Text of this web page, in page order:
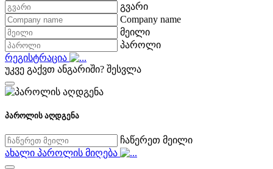
გვარი
Company name
მეილი
პაროლი
რეგისტრაცია
უკვე გაქვთ ანგარიში? შესვლა
პაროლის აღდგენა
ჩაწერეთ მეილი
ახალი პაროლის მიღება